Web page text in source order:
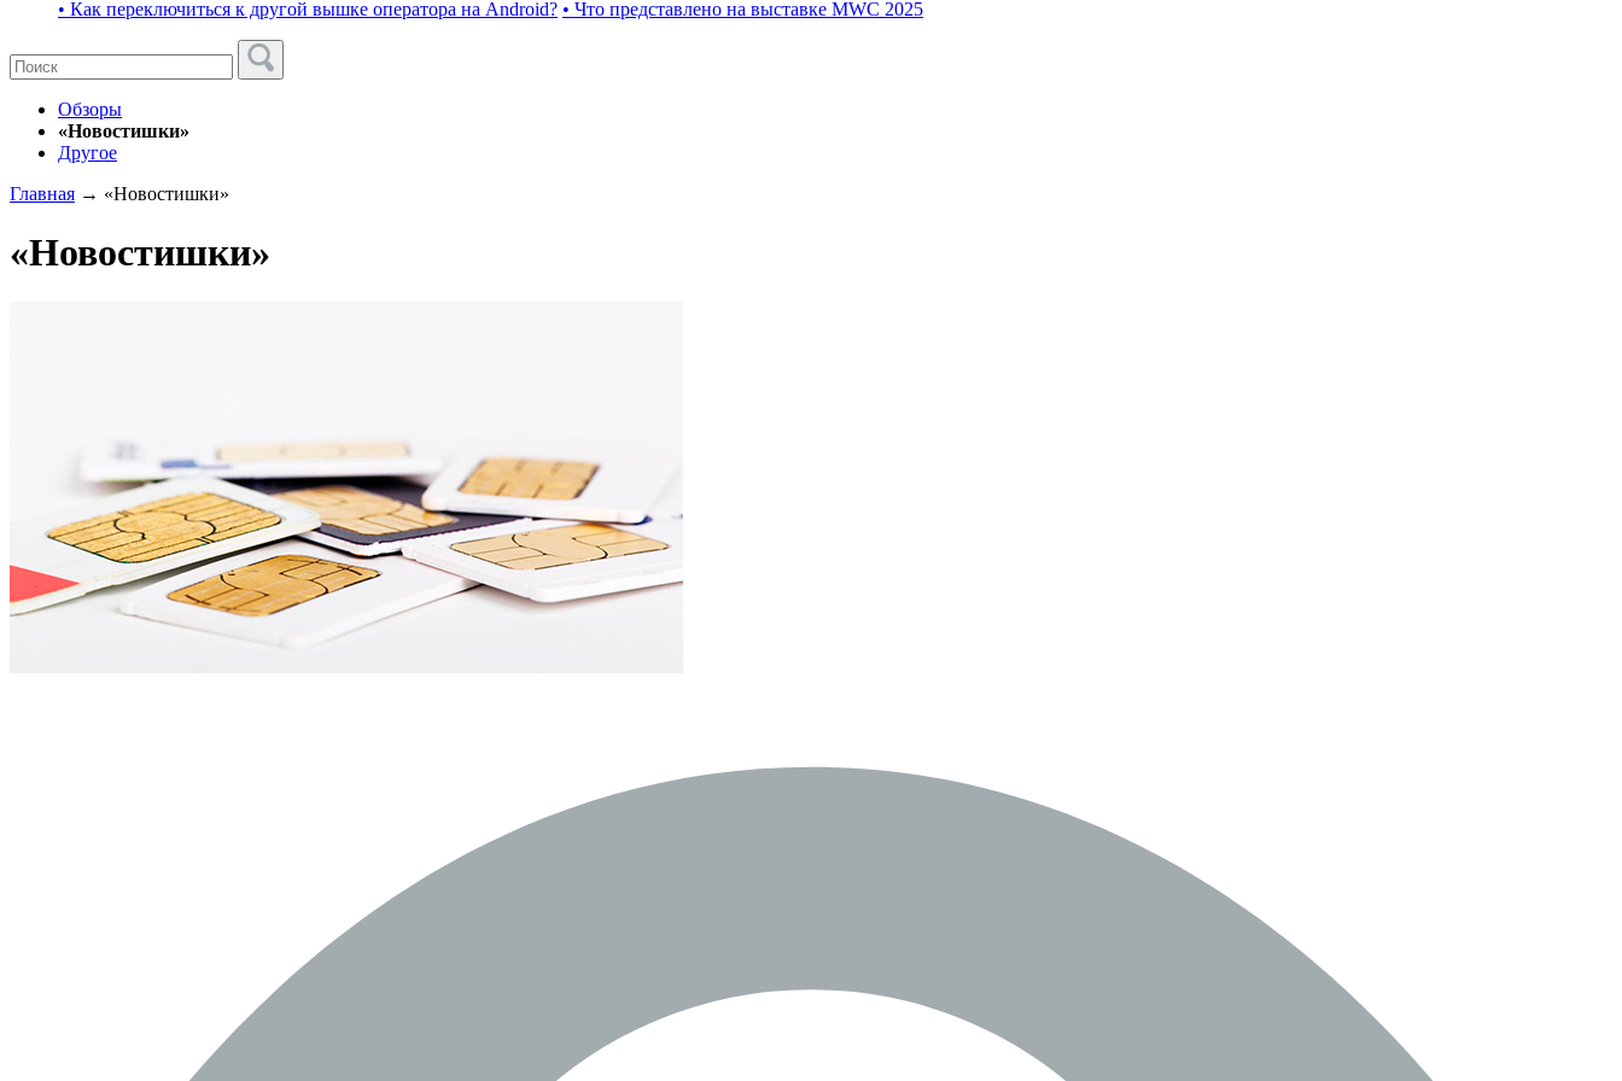
• Как переключиться к другой вышке оператора на Android? • Что представлено на выставке MWC 2025
Обзоры
«Новостишки»
Другое
Главная → «Новостишки»
«Новостишки»